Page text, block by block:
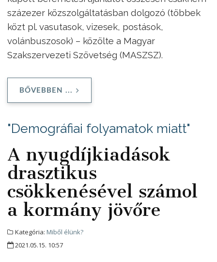
százezer közszolgáltatásban dolgozó (többek
közt pl. vasutasok, vizesek, postások,
volánbuszosok) – közölte a Magyar
Szakszervezeti Szövetség (MASZSZ).
BŐVEBBEN ...
"Demográfiai folyamatok miatt"
A nyugdíjkiadások
drasztikus
csökkenésével számol
a kormány jövőre
Kategória: Miből élünk?
2021.05.15. 10:57